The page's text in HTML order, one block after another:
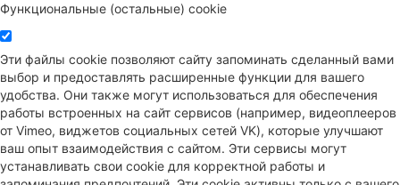
Функциональные (остальные) cookie
Эти файлы cookie позволяют сайту запоминать сделанный вами
выбор и предоставлять расширенные функции для вашего
удобства. Они также могут использоваться для обеспечения
работы встроенных на сайт сервисов (например, видеоплееров
от Vimeo, виджетов социальных сетей VK), которые улучшают
ваш опыт взаимодействия с сайтом. Эти сервисы могут
устанавливать свои cookie для корректной работы и